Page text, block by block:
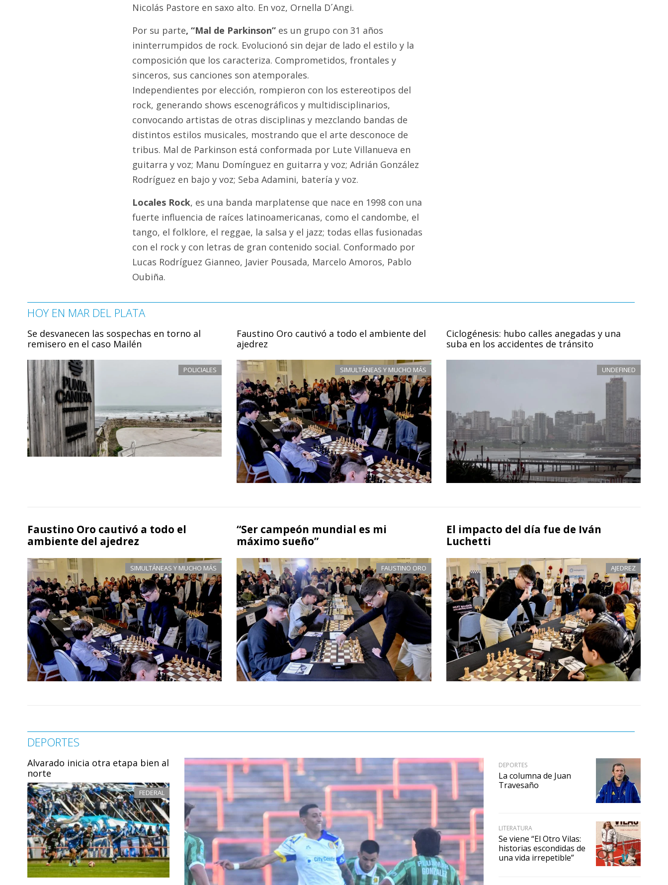
Nicolás Pastore en saxo alto. En voz, Ornella D´Angi.
Por su parte, “Mal de Parkinson”es un grupo con 31 años
ininterrumpidos de rock. Evolucionó sin dejar de lado el estilo y la
composición que los caracteriza. Comprometidos, frontales y
sinceros, sus canciones son atemporales.
Independientes por elección, rompieron con los estereotipos del
rock, generando shows escenográficos y multidisciplinarios,
convocando artistas de otras disciplinas y mezclando bandas de
distintos estilos musicales, mostrando que el arte desconoce de
tribus. Mal de Parkinson está conformada por Lute Villanueva en
guitarra y voz; Manu Domínguez en guitarra y voz; Adrián González
Rodríguez en bajo y voz; Seba Adamini, batería y voz.
Locales Rock, es una banda marplatense que nace en 1998 con una
fuerte influencia de raíces latinoamericanas, como el candombe, el
tango, el folklore, el reggae, la salsa y el jazz; todas ellas fusionadas
con el rock y con letras de gran contenido social. Conformado por
Lucas Rodríguez Gianneo, Javier Pousada, Marcelo Amoros, Pablo
Oubiña.
HOY EN MAR DEL PLATA
Se desvanecen las sospechas en torno al
remisero en el caso Mailén
POLICIALES
Faustino Oro cautivó a todo el ambiente del
ajedrez
SIMULTÁNEAS Y MUCHO MÁS
Ciclogénesis: hubo calles anegadas y una
suba en los accidentes de tránsito
UNDEFINED
Faustino Oro cautivó a todo el
ambiente del ajedrez
SIMULTÁNEAS Y MUCHO MÁS
“Ser campeón mundial es mi
máximo sueño”
FAUSTINO ORO
El impacto del día fue de Iván
Luchetti
AJEDREZ
DEPORTES
Alvarado inicia otra etapa bien al
norte
FEDERAL
DEPORTES
La columna de Juan
Travesaño
LITERATURA
Se viene “El Otro Vilas:
historias escondidas de
una vida irrepetible”